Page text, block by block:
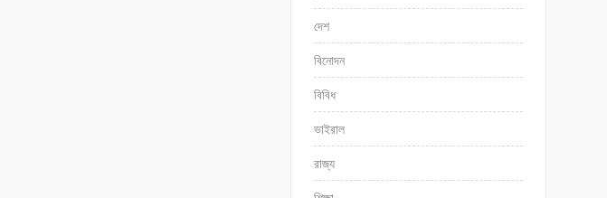
দেশ
বিনোদন
বিবিধ
ভাইরাল
রাজ্য